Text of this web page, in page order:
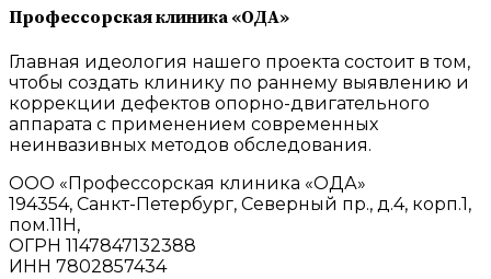
Профессорская клиника «ОДА»
Главная идеология нашего проекта состоит в том,
чтобы создать клинику по раннему выявлению и
коррекции дефектов опорно-двигательного
аппарата с применением современных
неинвазивных методов обследования.
ООО «Профессорская клиника «ОДА»
194354, Санкт-Петербург, Северный пр., д.4, корп.1,
пом.11Н,
ОГРН 1147847132388
ИНН 7802857434